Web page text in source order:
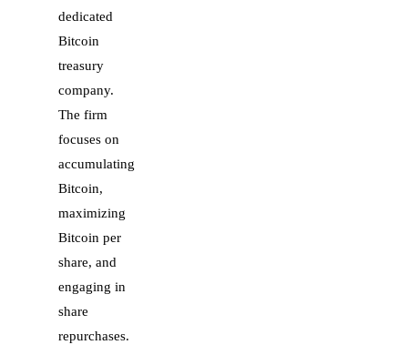
dedicated
Bitcoin
treasury
company.
The firm
focuses on
accumulating
Bitcoin,
maximizing
Bitcoin per
share, and
engaging in
share
repurchases.